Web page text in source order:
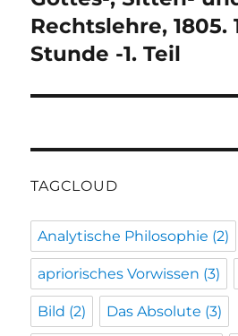
Rechtslehre, 1805.
Stunde -1. Teil
TAGCLOUD
Analytische Philosophie (2)
apriorisches Vorwissen (3)
Bild (2) Das Absolute (3)